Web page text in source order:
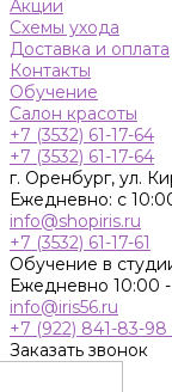
Акции
Схемы ухода
Доставка и оплата
Контакты
Обучение
Салон красоты
+7 (3532) 61-17-64
+7 (3532) 61-17-64
г. Оренбург, ул.
Ежедневно: с
info@shopiris.ru
+7 (3532) 61-17-61
Обучение в
Ежедневно 10:00 -
info@iris56.ru
+7 (922) 841-83-98
Заказать звонок